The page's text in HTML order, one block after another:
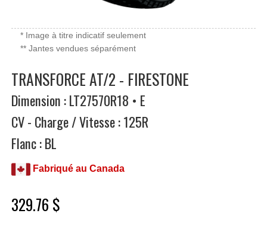
* Image à titre indicatif seulement
** Jantes vendues séparément
TRANSFORCE AT/2 - FIRESTONE
Dimension : LT27570R18 • E
CV - Charge / Vitesse : 125R
Flanc : BL
Fabriqué au Canada
329.76 $